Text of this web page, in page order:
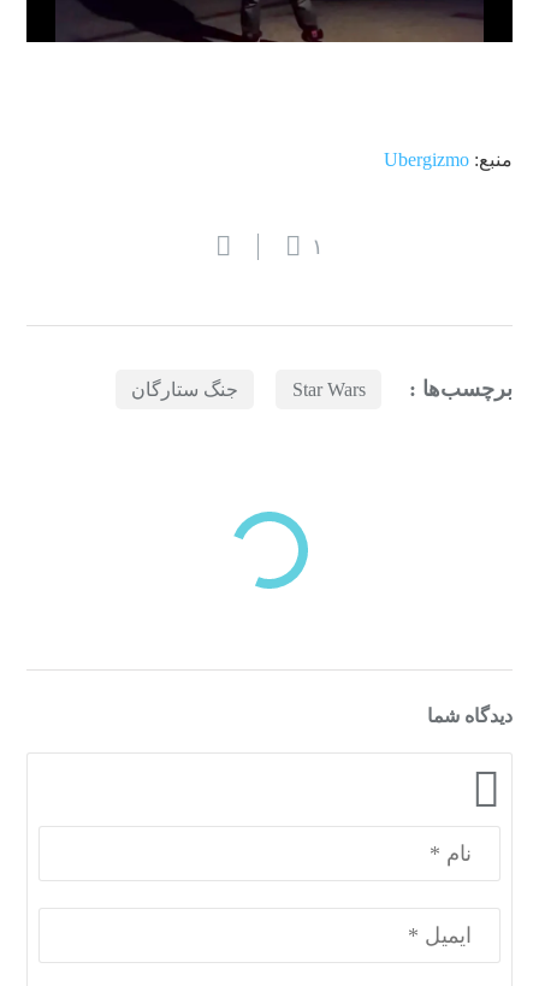
منبع:Ubergizmo
۱
برچسب‌ها : Star Wars جنگ ستارگان
دسته‌بندی‌های منتخب برای شما
دیدگاه شما